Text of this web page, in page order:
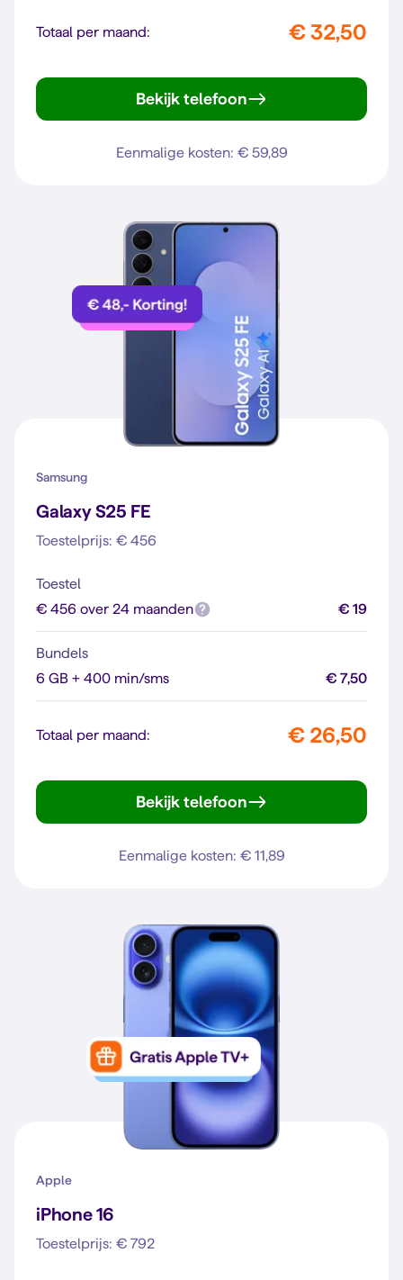
Totaal per maand: € 32,50
Bekijk telefoon
Eenmalige kosten: € 59,89
Samsung
Galaxy S25 FE
Toestelprijs: € 456
Toestel
€ 456 over 24 maanden
€ 19
Bundels
6 GB + 400 min/sms
€ 7,50
Totaal per maand: € 26,50
Bekijk telefoon
Eenmalige kosten: € 11,89
Apple
iPhone 16
Toestelprijs: € 792